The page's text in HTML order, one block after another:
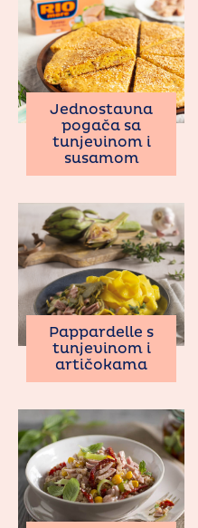
Jednostavna
pogača sa
tunjevinom i
susamom
Pappardelle s
tunjevinom i
artičokama